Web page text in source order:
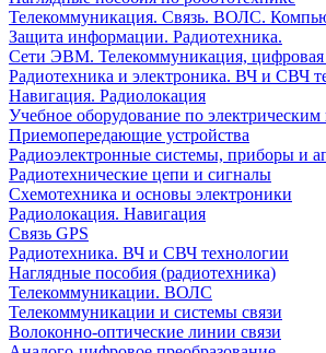
Телекоммуникация. Связь. ВОЛС.
Защита информации. Радиотехника.
Сети ЭВМ. Телекоммуникация, цифровая
Радиотехника и электроника. ВЧ и СВЧ
Навигация. Радиолокация
Учебное оборудование по
Приемопередающие устройства
Радиоэлектронные системы, приборы и
Радиотехнические цепи и сигналы
Схемотехника и основы электроники
Радиолокация. Навигация
Связь GPS
Радиотехника. ВЧ и СВЧ технологии
Наглядные пособия (радиотехника)
Телекоммуникации. ВОЛС
Телекоммуникации и системы связи
Волоконно-оптические линии связи